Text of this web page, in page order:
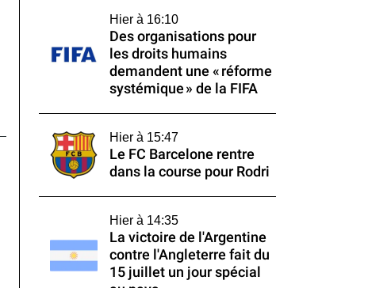
Hier à 16:10
Des organisations pour
les droits humains
demandent une « réforme
systémique » de la FIFA
Hier à 15:47
Le FC Barcelone rentre
dans la course pour Rodri
Hier à 14:35
La victoire de l'Argentine
contre l'Angleterre fait du
15 juillet un jour spécial